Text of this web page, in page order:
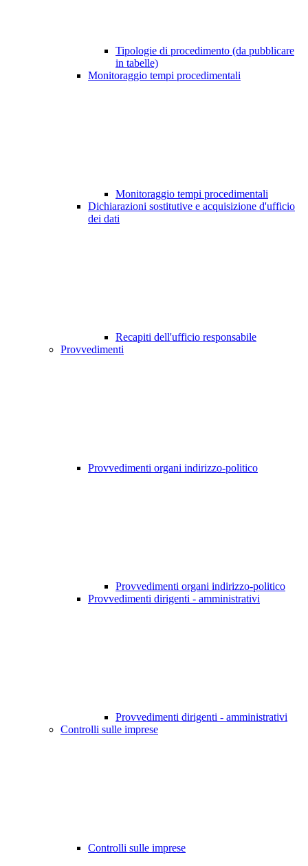
Tipologie di procedimento (da pubblicare
in tabelle)
Monitoraggio tempi procedimentali
Monitoraggio tempi procedimentali
Dichiarazioni sostitutive e acquisizione d'ufficio
dei dati
Recapiti dell'ufficio responsabile
Provvedimenti
Provvedimenti organi indirizzo-politico
Provvedimenti organi indirizzo-politico
Provvedimenti dirigenti - amministrativi
Provvedimenti dirigenti - amministrativi
Controlli sulle imprese
Controlli sulle imprese